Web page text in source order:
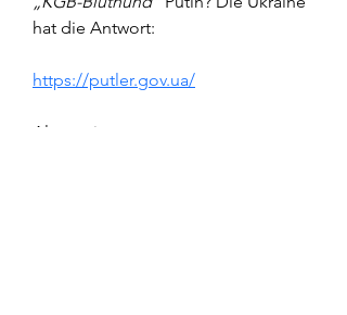
hat die Antwort:
https://putler.gov.ua/
Alternative: